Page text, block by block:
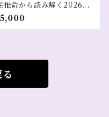
推命から読み解く2026年
鑑定